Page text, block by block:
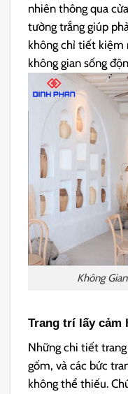
nhiên thông qua
tường trắng giúp
không chỉ tiết kiệm
không gian sống
Không
Trang trí lấy cảm
Những chi tiết
gốm, và các bức
không thể thiếu.